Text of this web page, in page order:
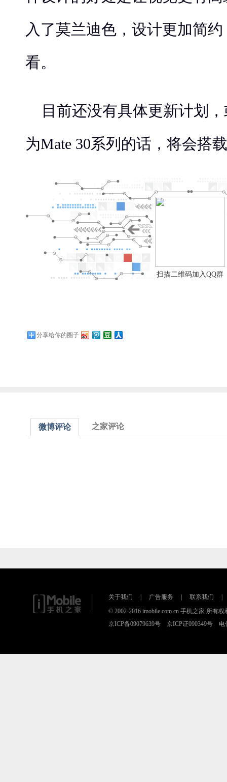
入了莫兰迪色，设计更加简
看。
目前还没有具体更新计划
为Mate 30系列的话，将会搭
扫描二维码加入QQ群
分享给你的圈子
微博评论 之家评论
关于我们 广告服务 联系我们
© 2002-2016 imobile.com.cn 手机之家 所有
京ICP备09079639号 京ICP证090349号 电